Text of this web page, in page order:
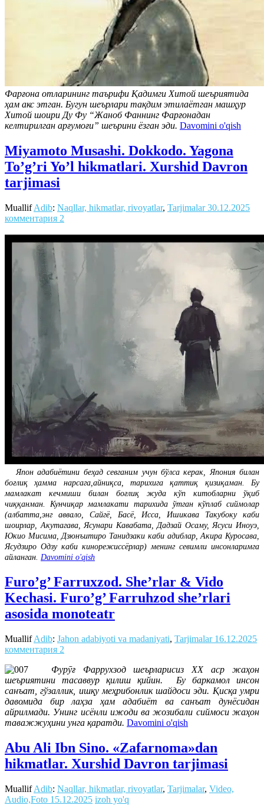
Фарғона отларининг таърифи Қадимги Хитой шеъриятида
ҳам акс этган. Бугун шеърлари тақдим этилаётган машҳур
Хитой шоири Ду Фу “Жаноб Фаннинг Фарғонадан
келтирилган арғумоғи” шеърини ёзган эди. Davomini o'qish
Miyamoto Musashi. Dokkodo. Yagona
To’g’ri Yo’l hikmatlari. Xurshid Davron
tarjimasi
MuallifAdib: Naqllar, hikmatlar, rivoyatlar, Tarjimalar 30.12.2025
комментария 2
Япон адабиётини беҳад севганим учун бўлса керак, Япония билан
боғлиқ ҳамма нарсага,айниқса, тарихига қаттиқ қизиқаман. Бу
мамлакат кечмиши билан боғлиқ жуда кўп китобларни ўқиб
чиққанман. Кунчиқар мамлакати тарихида ўтган кўплаб сиймолар
(албатта,энг аввало, Сайгё, Басё, Исса, Ишикава Такубоку каби
шоирлар, Акутагава, Ясунари Кавабата, Дадзай Осаму, Ясуси Иноуэ,
Юкио Мисима, Дзюнъитиро Танидзаки каби адиблар, Акира Куросава,
Ясудзиро Одзу каби кинорежиссёрлар) менинг севимли инсонларимга
айланган. Davomini o'qish
Furo’g’ Farruxzod. She’rlar & Vido
Kechasi. Furo’g’ Farruhzod she’rlari
asosida monoteatr
MuallifAdib: Jahon adabiyoti va madaniyati, Tarjimalar 16.12.2025
комментария 2
Фурӯғ Фаррухзод шеърларисиз ХХ аср жаҳон
шеъриятини тасаввур қилиш қийин. Бу баркамол инсон
санъат, гўзаллик, ишқу меҳрибонлик шайдоси эди. Қисқа умри
давомида бир лаҳза ҳам адабиёт ва санъат дунёсидан
айрилмади. Унинг исёнли ижоди ва жозибали сиймоси жаҳон
таважжуҳини унга қаратди. Davomini o'qish
Abu Ali Ibn Sino. «Zafarnoma»dan
hikmatlar. Xurshid Davron tarjimasi
MuallifAdib: Naqllar, hikmatlar, rivoyatlar, Tarjimalar, Video,
Audio,Foto 15.12.2025 izoh yo'q